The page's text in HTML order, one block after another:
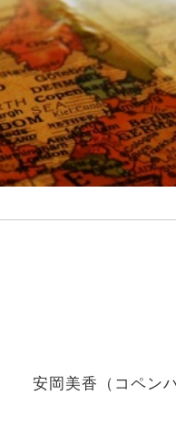
安岡美香（コペン